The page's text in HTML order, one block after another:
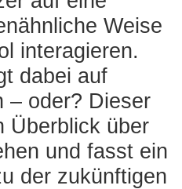
Weise
interagieren.
dabei auf
– oder? Dieser
Überblick über
und fasst ein
der zukünftigen